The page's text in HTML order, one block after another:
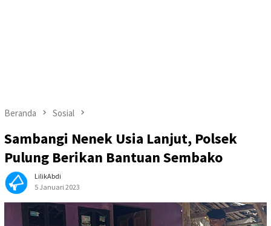
Beranda Sosial
Sambangi Nenek Usia Lanjut, Polsek
Pulung Berikan Bantuan Sembako
LilikAbdi
5 Januari 2023